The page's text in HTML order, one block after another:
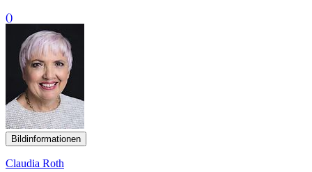
()
Bildinformationen
Claudia Roth